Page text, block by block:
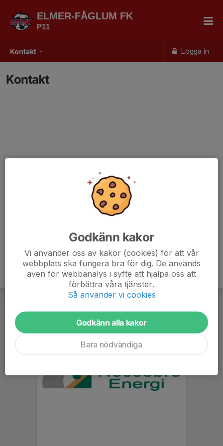
Kontakt Logga in
ELMER-FÅGLUM FK
P11
Kontakt
Godkänn kakor
Vi använder oss av kakor (cookies) för att vår
webbplats ska fungera bra för dig. De används
även för webbanalys i syfte att hjälpa oss att
förbättra våra tjänster.
Så använder vi cookies
Godkänn alla kakor
Bara nödvändiga